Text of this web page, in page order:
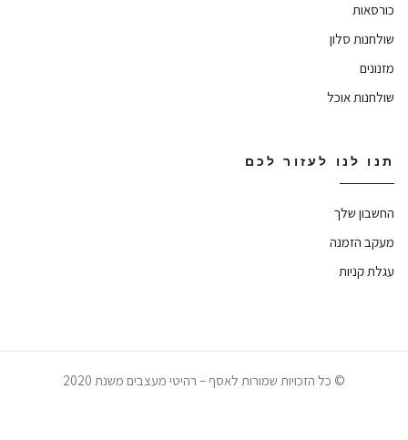
כורסאות
שולחנות סלון
מזנונים
שולחנות אוכל
תנו לנו לעזור לכם
החשבון שלך
מעקב הזמנה
עגלת קניות
© כל הזכויות שמורות לאסף – רהיטי מעצבים משנת 2020